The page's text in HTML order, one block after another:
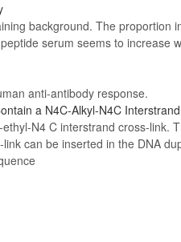
background. The proportion
serum seems to increase
anti-antibody response.
a N4C‐Alkyl‐N4C
N4 C interstrand cross‐link.
can be inserted in the DNA